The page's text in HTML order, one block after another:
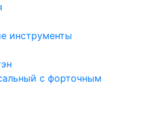
инструменты
с форточным